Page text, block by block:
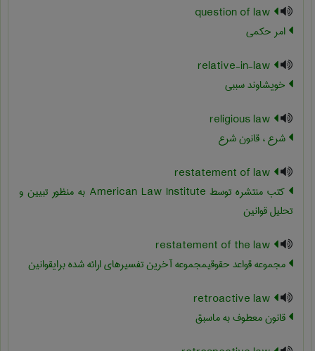
امر حکمی
خویشاوند سببی
شرع ، قانون شرع
کتب منتشره توسط American Law Institute به منظور تبیین و
تحلیل قوانین
مجموعه قواعد حقوقیمجموعه آخرین تفسیرهای ارائه شده برایقوانین
قانون معطوف به ماسبق